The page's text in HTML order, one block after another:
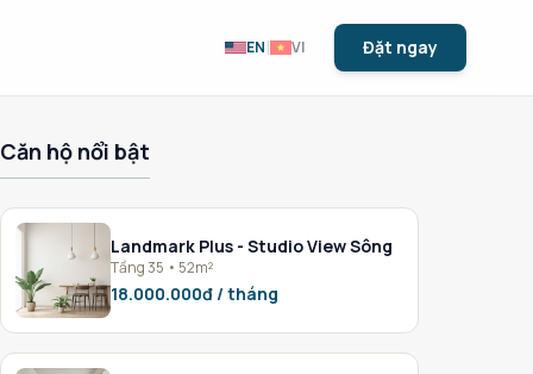
EN| VI Đặt ngay
Căn hộ nổi bật
Landmark Plus - Studio View Sông
Tầng 35 • 52m²
18.000.000đ / tháng